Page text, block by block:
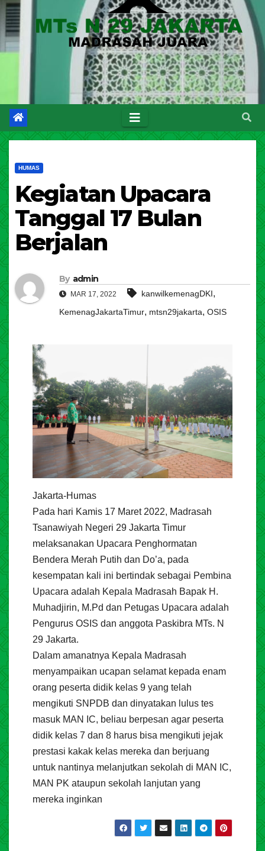
HUMAS
Kegiatan Upacara
Tanggal 17 Bulan
Berjalan
By admin
MAR 17, 2022 kanwilkemenagDKI,
KemenagJakartaTimur, mtsn29jakarta, OSIS
Jakarta-Humas
Pada hari Kamis 17 Maret 2022, Madrasah
Tsanawiyah Negeri 29 Jakarta Timur
melaksanakan Upacara Penghormatan
Bendera Merah Putih dan Do’a, pada
kesempatan kali ini bertindak sebagai Pembina
Upacara adalah Kepala Madrasah Bapak H.
Muhadjirin, M.Pd dan Petugas Upacara adalah
Pengurus OSIS dan anggota Paskibra MTs. N
29 Jakarta.
Dalam amanatnya Kepala Madrasah
menyampaikan ucapan selamat kepada enam
orang peserta didik kelas 9 yang telah
mengikuti SNPDB dan dinyatakan lulus tes
masuk MAN IC, beliau berpesan agar peserta
didik kelas 7 dan 8 harus bisa mengikuti jejak
prestasi kakak kelas mereka dan berjuang
untuk nantinya melanjutkan sekolah di MAN IC,
MAN PK ataupun sekolah lanjutan yang
mereka inginkan